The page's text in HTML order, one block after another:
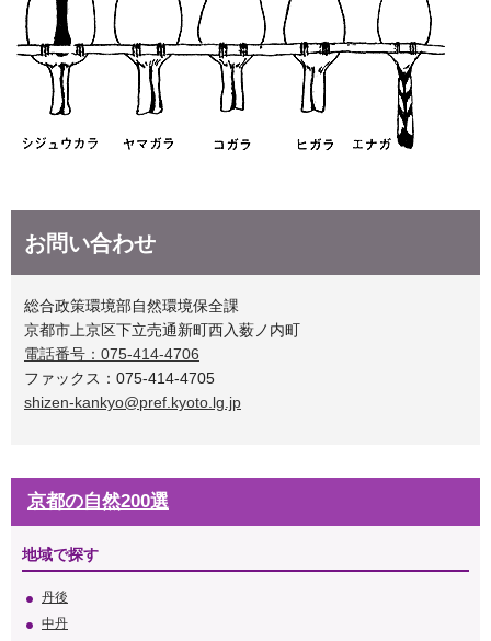
お問い合わせ
総合政策環境部自然環境保全課
京都市上京区下立売通新町西入薮ノ内町
電話番号：075-414-4706
ファックス：075-414-4705
shizen-kankyo@pref.kyoto.lg.jp
京都の自然200選
地域で探す
丹後
中丹